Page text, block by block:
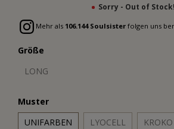
Sorry - Out of Stock!
Mehr als 106.144 Soulsisterfolgen uns
Größe
LONG
Muster
UNIFARBEN
LYOCELL KROKO